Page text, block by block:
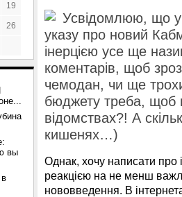
19
26
вы
Усвідомлюю, що
указу про новий
інерцією усе ще
коментарів, щоб
чемодан, чи ще
бюджету треба, щоб
відомствах?! А
кишенях…)
Однак, хочу написати про
реакцією на не менш
нововведення. В